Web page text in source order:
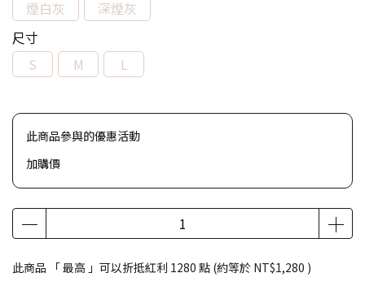
煙白灰
深煙灰
尺寸
S
M L
此商品參與的優惠活動
加購價
此商品 「 最高 」可以折抵紅利 1280 點 (約等於 NT$1,280 )